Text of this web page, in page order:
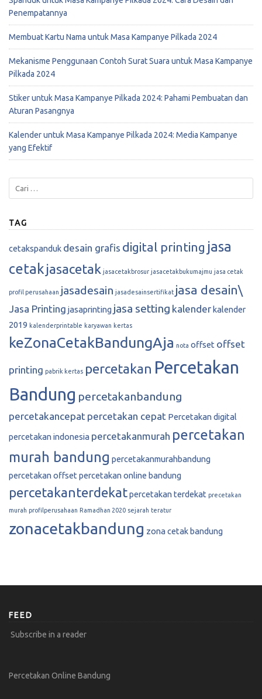
Penempatannya
Membuat Kartu Nama untuk Masa Kampanye Pilkada 2024
Mekanisme Penggunaan Contoh Surat Suara untuk Masa Kampanye
Pilkada 2024
Stiker untuk Masa Kampanye Pilkada 2024: Pahami Pembuatan dan
Aturan Pasangnya
Kalender untuk Masa Kampanye Pilkada 2024: Media Kampanye
yang Efektif
TAG
cetakspanduk desain grafis digital printing jasa
cetak jasacetak jasacetakbrosur jasacetakbukumajmu jasa cetak
profil perusahaan jasadesain jasadesainsertifikat jasa desain\
Jasa Printing jasaprinting jasa setting kalender kalender
2019 kalenderprintable karyawan kertas
keZonaCetakBandungAja nota offset offset
printing pabrik kertas percetakan Percetakan
Bandung percetakanbandung
percetakancepat percetakan cepat Percetakan digital
percetakan indonesia percetakanmurah percetakan
murah bandung percetakanmurahbandung
percetakan offset percetakan online bandung
percetakanterdekatpercetakan terdekat precetakan
murah profilperusahaan Ramadhan 2020 sejarah teratur
zonacetakbandung zona cetak bandung
FEED
Subscribe in a reader
Percetakan Online Bandung